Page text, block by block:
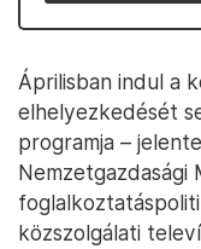
Áprilisban indul a
elhelyezkedését
programja –
Nemzetgazdasági
közszolgálati